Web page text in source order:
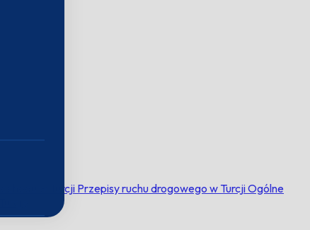
w Turcji Przepisy ruchu drogowego w TurcjiOgólne